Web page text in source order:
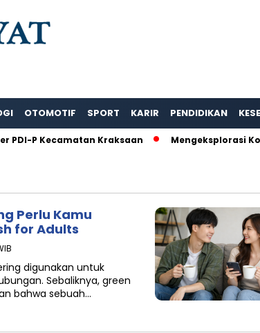
OTOMOTIF SPORT KARIR PENDIDIKAN
P Kecamatan Kraksaan Mengeksplorasi
Perlu Kamu
for Adults
digunakan untuk
Sebaliknya, green
bahwa sebuah…